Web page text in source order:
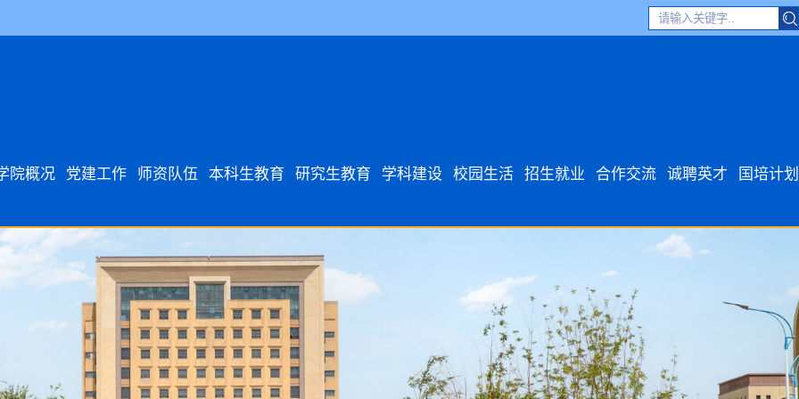
院概况 党建工作 师资队伍 本科生教育 研究生教育 学科建设 校园生活 招生就业 合作交流 诚聘英才 国培计划